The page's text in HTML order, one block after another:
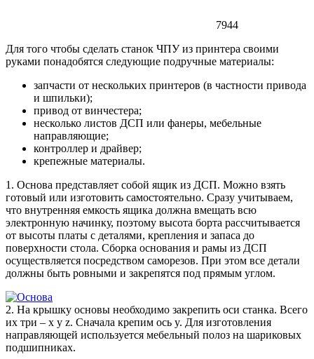
7944
Для того чтобы сделать станок ЧПУ из принтера своими
руками понадобятся следующие подручные материалы:
запчасти от нескольких принтеров (в частности привода
и шпильки);
привод от винчестера;
несколько листов ДСП или фанеры, мебельные
направляющие;
контроллер и драйвер;
крепежные материалы.
1. Основа представляет собой ящик из ДСП. Можно взять
готовый или изготовить самостоятельно. Сразу учитываем,
что внутренняя емкость ящика должна вмещать всю
электронную начинку, поэтому высота борта рассчитывается
от высоты платы с деталями, крепления и запаса до
поверхности стола. Сборка основания и рамы из ДСП
осуществляется посредством саморезов. При этом все детали
должны быть ровными и закрепятся под прямым углом.
2. На крышку основы необходимо закрепить оси станка. Всего
их три – x y z. Сначала крепим ось y. Для изготовления
направляющей используется мебельный полоз на шариковых
подшипниках.